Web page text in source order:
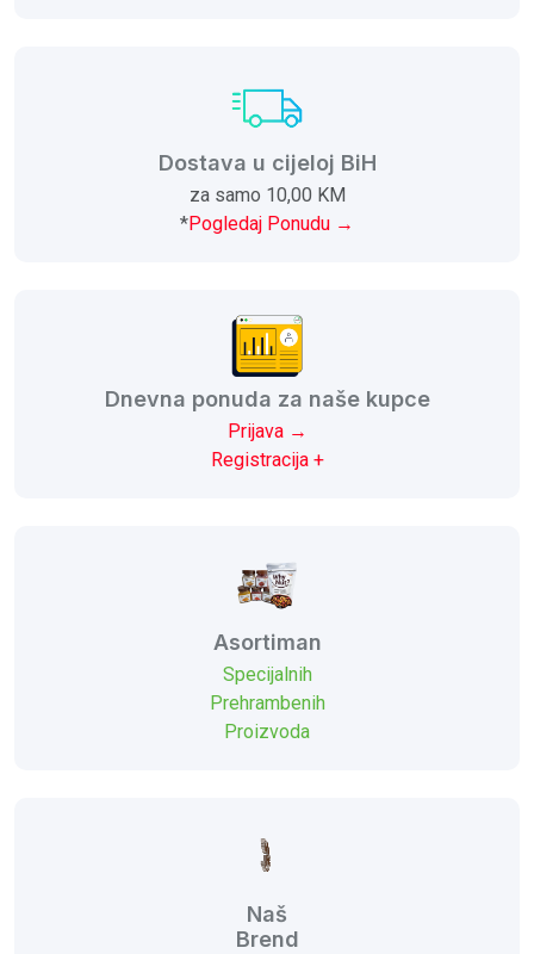
Dostava u cijeloj BiH
za samo 10,00 KM
*Pogledaj Ponudu →
Dnevna ponuda za naše kupce
Prijava →
Registracija +
Asortiman
Specijalnih
Prehrambenih
Proizvoda
Naš
Brend